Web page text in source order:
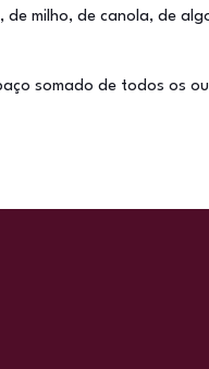
milho, de canola, de
somado de todos os